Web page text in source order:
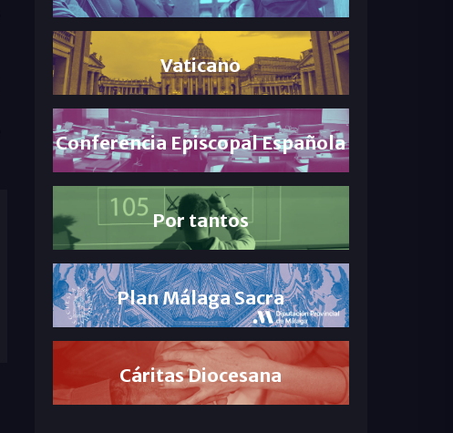
Vaticano
Conferencia Episcopal Española
Por tantos
Plan Málaga Sacra
Cáritas Diocesana